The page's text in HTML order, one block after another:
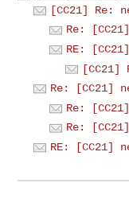
[CC21] Re:
Re:
RE:
[CC21]
Re: [CC21]
Re:
Re:
RE: [CC21]